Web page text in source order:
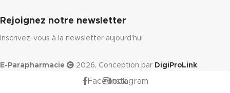
Rejoignez notre newsletter
Inscrivez-vous à la newsletter aujourd'hui
E-Parapharmacie 2026, Conception par DigiProLink.
FacebookInstagram